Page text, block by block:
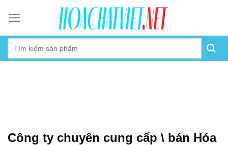
content
Công ty chuyên cung cấp \ bán Hóa